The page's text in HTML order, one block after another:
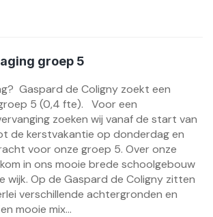
groep 5
Gaspard de Coligny zoekt een
5 (0,4 fte). Voor een
zoeken wij vanaf de start van
de kerstvakantie op donderdag en
voor onze groep 5. Over onze
in ons mooie brede schoolgebouw
wijk. Op de Gaspard de Coligny zitten
verschillende achtergronden en
mooie mix...